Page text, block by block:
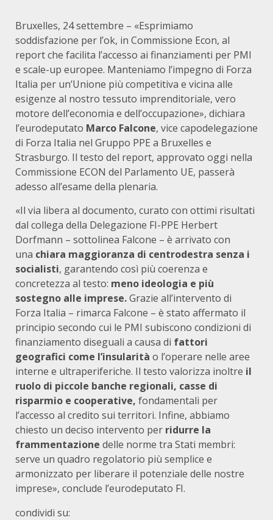
Bruxelles, 24 settembre – «Esprimiamo
soddisfazione per l’ok, in Commissione Econ, al
report che facilita l’accesso ai finanziamenti per PMI
e scale-up europee. Manteniamo l’impegno di Forza
Italia per un’Unione più competitiva e vicina alle
esigenze al nostro tessuto imprenditoriale, vero
motore dell’economia e dell’occupazione», dichiara
l’eurodeputato Marco Falcone, vice capodelegazione
di Forza Italia nel Gruppo PPE a Bruxelles e
Strasburgo. Il testo del report, approvato oggi nella
Commissione ECON del Parlamento UE, passerà
adesso all’esame della plenaria.
«Il via libera al documento, curato con ottimi risultati
dal collega della Delegazione FI-PPE Herbert
Dorfmann – sottolinea Falcone – è arrivato con
una chiara maggioranza di centrodestra senza i
socialisti, garantendo così più coerenza e
concretezza al testo: meno ideologia e più
sostegno alle imprese.Grazie all’intervento di
Forza Italia – rimarca Falcone – è stato affermato il
principio secondo cui le PMI subiscono condizioni di
finanziamento diseguali a causa di fattori
geografici come l’insularità o l’operare nelle aree
interne e ultraperiferiche. Il testo valorizza inoltre il
ruolo di piccole banche regionali, casse di
risparmio e cooperative, fondamentali per
l’accesso al credito sui territori. Infine, abbiamo
chiesto un deciso intervento per ridurre la
frammentazione delle norme tra Stati membri:
serve un quadro regolatorio più semplice e
armonizzato per liberare il potenziale delle nostre
imprese», conclude l’eurodeputato FI.
condividi su: